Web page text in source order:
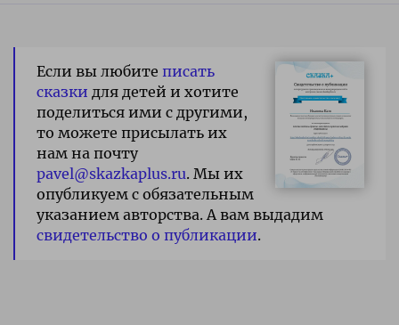
Если вы любите писать
сказки для детей и хотите
поделиться ими с другими,
то можете присылать их
нам на почту
pavel@skazkaplus.ru. Мы их
опубликуем с обязательным
указанием авторства. А вам выдадим
свидетельство о публикации.